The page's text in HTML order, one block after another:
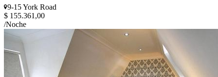
9-15 York Road
$ 155.361,00
/Noche